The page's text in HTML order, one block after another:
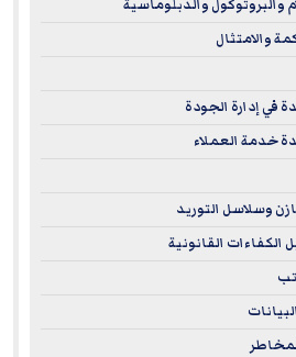
Why Choose Our ILM
Thinking about stepping up your
why picking an ILM-recognized
are a big deal to employers. They
to international
Career Advancement:Our ILM
the know-how to manage teams,
and make sharp
Flexible Learning and Practical
والبروتوكول والدبلوماسية
والامتثال
إدارة الجودة
خدمة العملاء
وسلاسل التوريد
الكفاءات القانونية